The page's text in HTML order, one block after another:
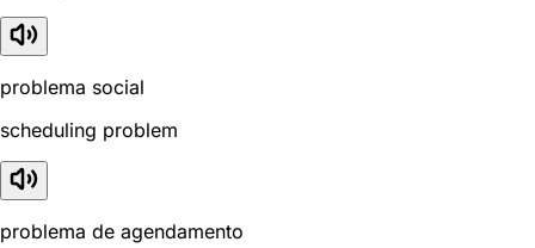
problema social
scheduling problem
problema de agendamento